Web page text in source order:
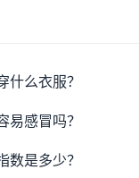
什么衣服？
易感冒吗？
数是多少？